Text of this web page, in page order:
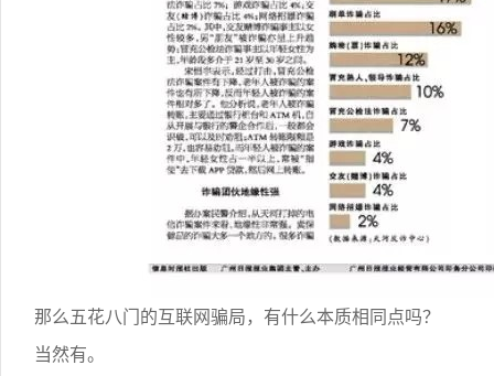
那么五花八门的互联网骗局，有什么本质相同点吗？
当然有。